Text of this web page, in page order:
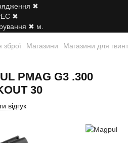
зброї Магазини Магазини для
PMAG G3 .300
30
відгук